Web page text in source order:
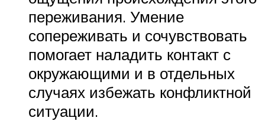
переживания. Умение
сопереживать и сочувствовать
помогает наладить контакт с
окружающими и в отдельных
случаях избежать конфликтной
ситуации.